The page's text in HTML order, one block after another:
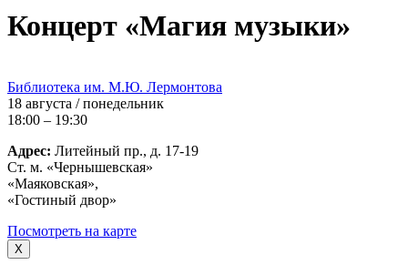
Концерт «Магия музыки»
Библиотека им. М.Ю. Лермонтова
18 августа / понедельник
18:00 – 19:30
Адрес: Литейный пр., д. 17-19
Ст. м. «Чернышевская»
«Маяковская»,
«Гостиный двор»
Посмотреть на карте
X